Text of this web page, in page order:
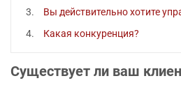
Вы действительно хотите
Какая конкуренция?
Существует ли ваш